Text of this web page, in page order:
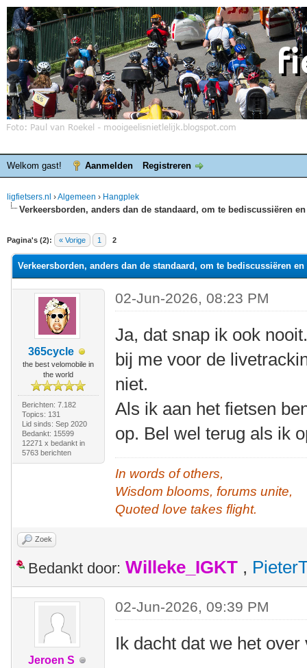
Welkom gast! Aanmelden Registreren
ligfietsers.nl ›Algemeen › Hangplek
Verkeersborden, anders dan de standaard, om te bediscussiëren
Pagina's (2): « Vorige 1 2
waardering is 0
Verkeersborden, anders dan de standaard, om te bediscussiëren en
365cycle
the best velomobile in
the world
Berichten: 7.182
Topics: 131
Lid sinds: Sep 2020
Bedankt: 15599
12271 x bedankt in
5763 berichten
02-Jun-2026, 08:23 PM
Ja, dat snap ik ook
bij me voor de
niet.
Als ik aan het fietsen
op. Bel wel terug als ik
In words of others,
Wisdom blooms, forums unite,
Quoted love takes flight.
Zoek
Bedankt door: Willeke_IGKT ,
Jeroen S
02-Jun-2026, 09:39 PM
Ik dacht dat we het